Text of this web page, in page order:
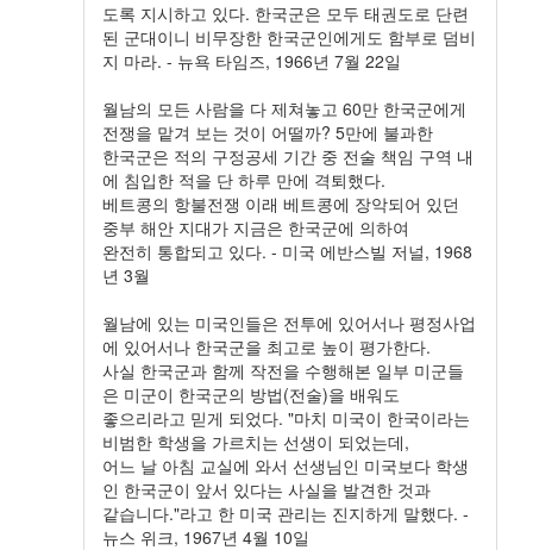
도록 지시하고 있다. 한국군은 모두 태권도로 단련
된 군대이니 비무장한 한국군인에게도 함부로 덤비
지 마라. - 뉴욕 타임즈, 1966년 7월 22일
월남의 모든 사람을 다 제쳐놓고 60만 한국군에게
전쟁을 맡겨 보는 것이 어떨까? 5만에 불과한
한국군은 적의 구정공세 기간 중 전술 책임 구역 내
에 침입한 적을 단 하루 만에 격퇴했다.
베트콩의 항불전쟁 이래 베트콩에 장악되어 있던
중부 해안 지대가 지금은 한국군에 의하여
완전히 통합되고 있다. - 미국 에반스빌 저널, 1968
년 3월
월남에 있는 미국인들은 전투에 있어서나 평정사업
에 있어서나 한국군을 최고로 높이 평가한다.
사실 한국군과 함께 작전을 수행해본 일부 미군들
은 미군이 한국군의 방법(전술)을 배워도
좋으리라고 믿게 되었다. "마치 미국이 한국이라는
비범한 학생을 가르치는 선생이 되었는데,
어느 날 아침 교실에 와서 선생님인 미국보다 학생
인 한국군이 앞서 있다는 사실을 발견한 것과
같습니다."라고 한 미국 관리는 진지하게 말했다. -
뉴스 위크, 1967년 4월 10일